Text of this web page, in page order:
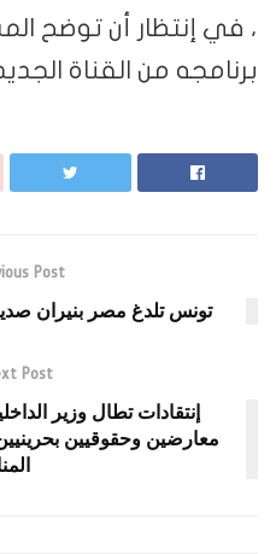
، في إنتظار أن توضح
برنامجه من القناة
Post
تونس تلدغ مصر بنيران
Post
إنتقادات تطال وزير
معارضين وحقوقيين